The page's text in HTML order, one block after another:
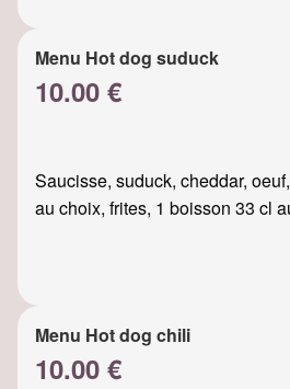
Menu Hot dog suduck
10.00 €
Saucisse, suduck, cheddar,
au choix, frites, 1 boisson 33 cl
Menu Hot dog chili
10.00 €